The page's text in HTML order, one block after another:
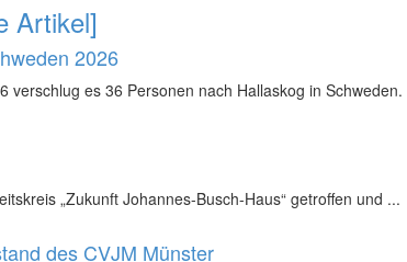
Artikel]
2026
verschlug es 36 Personen nach Hallaskog in Schweden.
„Zukunft Johannes-Busch-Haus“ getroffen und ...
des CVJM Münster